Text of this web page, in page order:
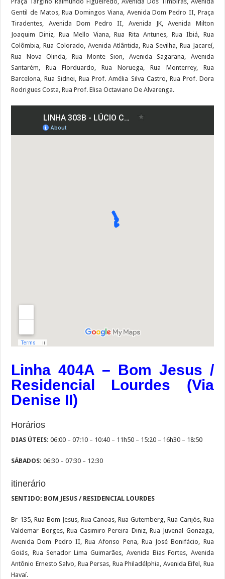
Gentil de Matos, Rua Domingos Viana, Avenida Dom Pedro II, Praça
Tiradentes, Avenida Dom Pedro II, Avenida JK, Avenida Milton
Joaquim Diniz, Rua Mello Viana, Rua Rita Antunes, Rua Ibiá, Rua
Colômbia, Rua Colorado, Avenida Atlântida, Rua Sevilha, Rua Jacareí,
Rua Nova Olinda, Rua Monte Sion, Avenida Sagarana, Avenida
Santarém, Rua Florduardo, Rua Noruega, Rua Monterrey, Rua
Barcelona, Rua Sidnei, Rua Prof. Amélia Silva Castro, Rua Prof. Dora
Rodrigues Costa, Rua Prof. Elisa Octaviano De Alvarenga.
Linha 404A – Bom Jesus /
Residencial Lourdes (Via
Denise II)
Horários
DIAS ÚTEIS: 06:00 – 07:10 – 10:40 – 11h50 – 15:20 – 16h30 – 18:50
SÁBADOS: 06:30 – 07:30 – 12:30
itinerário
SENTIDO: BOM JESUS / RESIDENCIAL LOURDES
Br-135, Rua Bom Jesus, Rua Canoas, Rua Gutemberg, Rua Carijós, Rua
Valdemar Borges, Rua Casimiro Pereira Diniz, Rua Juvenal Gonzaga,
Avenida Dom Pedro II, Rua Afonso Pena, Rua José Bonifácio, Rua
Goiás, Rua Senador Lima Guimarães, Avenida Bias Fortes, Avenida
Antônio Ernesto Salvo, Rua Persas, Rua Philadélphia, Avenida Eifel, Rua
Havaí.